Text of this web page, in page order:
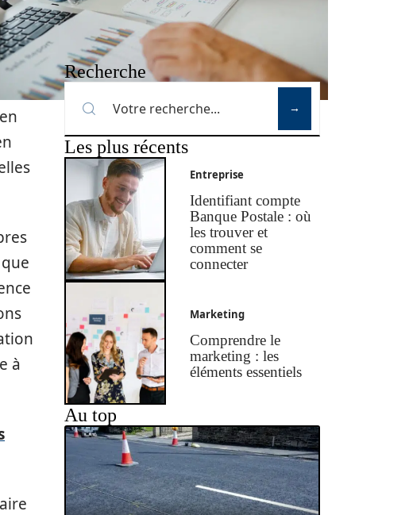
à
Recherche
Les plus récents
Entreprise
Identifiant compte
Banque Postale : où
les trouver et
comment se
connecter
Marketing
Comprendre le
marketing : les
éléments essentiels
Au top